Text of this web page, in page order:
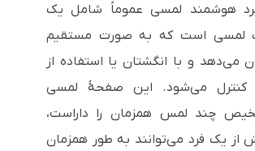
هوشمند لمسی عموماً شامل یک
لمسی است که به صورت مستقیم
می‌دهد و با انگشتان یا استفاده از
کنترل می‌شود. این صفحهٔ لمسی
چند لمس همزمان را داراست،
از یک فرد می‌توانند به طور همزمان